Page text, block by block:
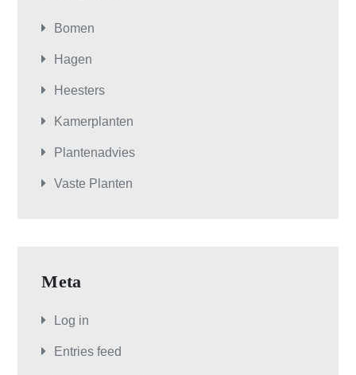
Bomen
Hagen
Heesters
Kamerplanten
Plantenadvies
Vaste Planten
Meta
Log in
Entries feed